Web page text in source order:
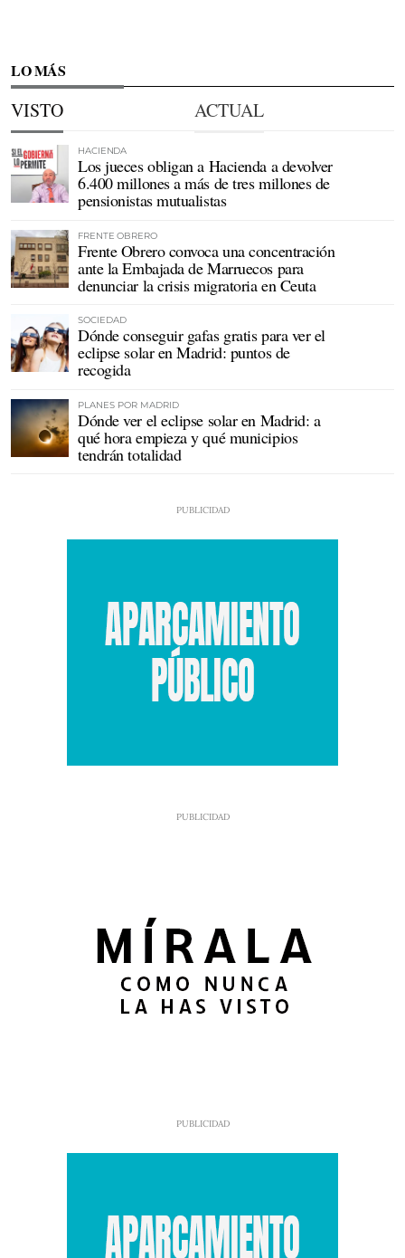
LO MÁS
VISTO ACTUAL
HACIENDA
Los jueces obligan a Hacienda a devolver
6.400 millones a más de tres millones de
pensionistas mutualistas
FRENTE OBRERO
Frente Obrero convoca una concentración
ante la Embajada de Marruecos para
denunciar la crisis migratoria en Ceuta
SOCIEDAD
Dónde conseguir gafas gratis para ver el
eclipse solar en Madrid: puntos de
recogida
PLANES POR MADRID
Dónde ver el eclipse solar en Madrid: a
qué hora empieza y qué municipios
tendrán totalidad